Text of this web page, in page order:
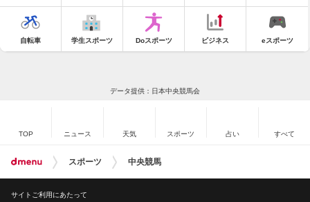
自転車 学生スポーツ Doスポーツ ビジネス eスポーツ
データ提供：日本中央競馬会
TOP ニュース 天気 スポーツ 占い すべて
スポーツ 中央競馬
サイトご利用にあたって